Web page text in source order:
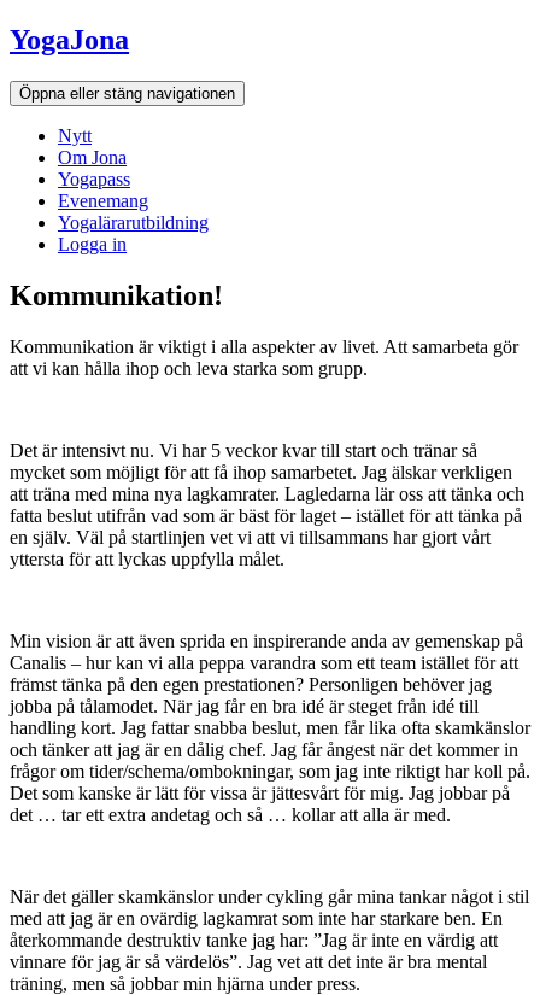
Hoppa
till
innehållet
YogaJona
Öppna eller stäng navigationen
Nytt
Om Jona
Yogapass
Evenemang
Yogalärarutbildning
Logga in
Kommunikation!
Kommunikation är viktigt i alla aspekter av livet. Att samarbeta gör
att vi kan hålla ihop och leva starka som grupp.
Det är intensivt nu. Vi har 5 veckor kvar till start och tränar så
mycket som möjligt för att få ihop samarbetet. Jag älskar verkligen
att träna med mina nya lagkamrater. Lagledarna lär oss att tänka och
fatta beslut utifrån vad som är bäst för laget – istället för att tänka på
en själv. Väl på startlinjen vet vi att vi tillsammans har gjort vårt
yttersta för att lyckas uppfylla målet.
Min vision är att även sprida en inspirerande anda av gemenskap på
Canalis – hur kan vi alla peppa varandra som ett team istället för att
främst tänka på den egen prestationen? Personligen behöver jag
jobba på tålamodet. När jag får en bra idé är steget från idé till
handling kort. Jag fattar snabba beslut, men får lika ofta skamkänslor
och tänker att jag är en dålig chef. Jag får ångest när det kommer in
frågor om tider/schema/ombokningar, som jag inte riktigt har koll på.
Det som kanske är lätt för vissa är jättesvårt för mig. Jag jobbar på
det … tar ett extra andetag och så … kollar att alla är med.
När det gäller skamkänslor under cykling går mina tankar något i stil
med att jag är en ovärdig lagkamrat som inte har starkare ben. En
återkommande destruktiv tanke jag har: ”Jag är inte en värdig att
vinnare för jag är så värdelös”. Jag vet att det inte är bra mental
träning, men så jobbar min hjärna under press.